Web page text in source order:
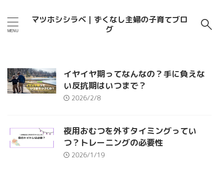
マツホシシラベ｜ずくなし主婦の子育てブロ
グ
イヤイヤ期ってなんなの？手に負えな
い反抗期はいつまで？
2026/2/8
夜用おむつを外すタイミングってい
つ？トレーニングの必要性
2026/1/19